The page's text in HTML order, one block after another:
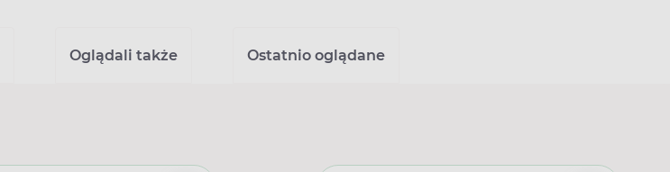
Oglądali także Ostatnio oglądane